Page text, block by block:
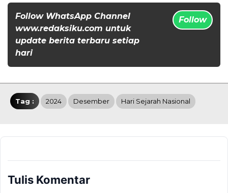
Follow WhatsApp Channel
www.redaksiku.com untuk
update berita terbaru setiap
hari
Follow
Tag : 2024 Desember Hari Sejarah Nasional
Tulis Komentar